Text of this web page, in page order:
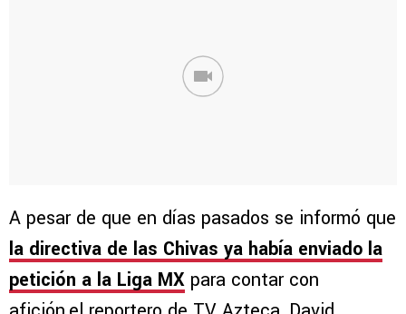
A pesar de que en días pasados se informó que
la directiva de las Chivas ya había enviado la
petición a la Liga MX para contar con